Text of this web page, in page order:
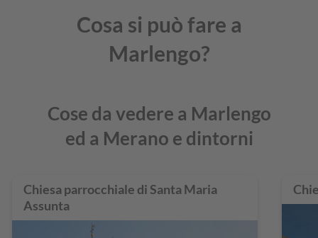
Cosa si può fare a
Marlengo?
Cose da vedere a Marlengo
ed a Merano e dintorni
Chiesa parrocchiale di Santa Maria
Assunta